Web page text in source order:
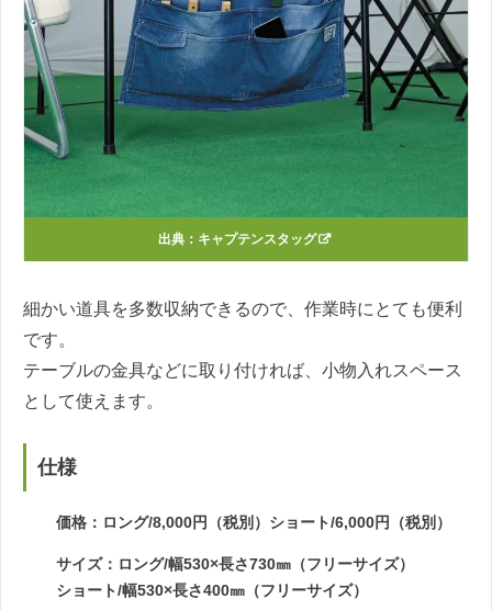
出典： キャプテンスタッグ
細かい道具を多数収納できるので、作業時にとても便利
です。
テーブルの金具などに取り付ければ、小物入れスペース
として使えます。
仕様
価格：ロング/8,000円（税別）ショート/6,000円（税別）
サイズ：ロング/幅530×長さ730㎜（フリーサイズ）
ショート/幅530×長さ400㎜（フリーサイズ）